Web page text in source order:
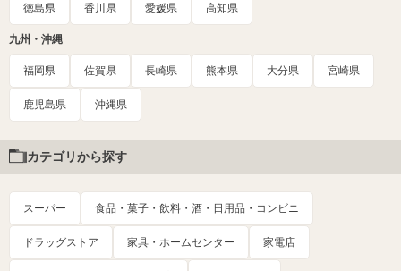
徳島県 香川県 愛媛県 高知県
九州・沖縄
福岡県 佐賀県 長崎県 熊本県 大分県 宮崎県
鹿児島県 沖縄県
カテゴリから探す
スーパー 食品・菓子・飲料・酒・日用品・コンビニ
ドラッグストア 家具・ホームセンター 家電店